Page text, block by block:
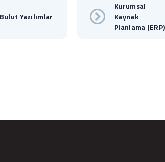
Bulut Yazılımlar
Kurumsal
Kaynak
Planlama (ERP)